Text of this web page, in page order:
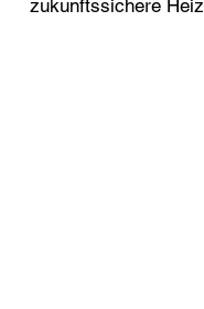
zukunftssichere